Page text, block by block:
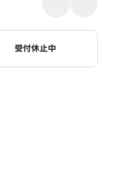
ータス
受付休止中